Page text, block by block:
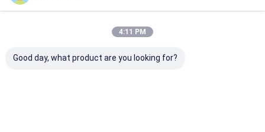
4:11 PM
Good day, what product are you looking for?